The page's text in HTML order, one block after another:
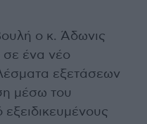
ο κ. Άδωνις
σε ένα νέο
εξετάσεων
μέσω του